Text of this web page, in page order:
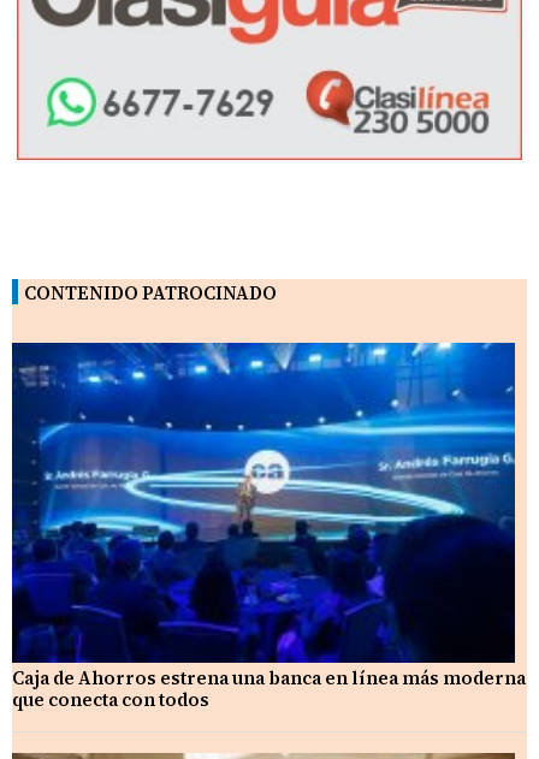
CONTENIDO PATROCINADO
Caja de Ahorros estrena una banca en línea más moderna
que conecta con todos